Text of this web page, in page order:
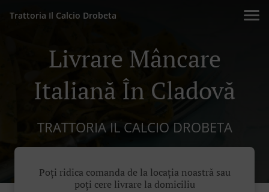
Trattoria Il Calcio Drobeta
Livrare Mâncare
Italiană În Cladovă
TRATTORIA IL CALCIO DROBETA
Poți ridica comanda de la locația noastră sau
poți cere livrare la domiciliu